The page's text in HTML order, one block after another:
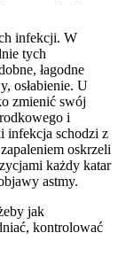
infekcji. W
tych
łagodne
osłabienie. U
zmienić swój
i
infekcja schodzi z
oskrzeli
każdy katar
astmy.
jak
kontrolować